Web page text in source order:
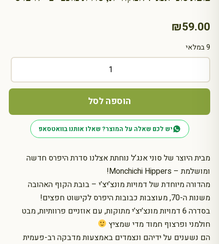
₪59.00
מבית היוצר של סוני אנג’ל נוחתת אצלנו סדרת היפרס חדשה
ומושלמת – Monchichi Hippers!
מהדורה מיוחדת של דמויות מונצ’יצ’י – בובת הקוף האהובה
משנות ה-70, מעוצבות כבובות היפרס לקישוט חפצים!
בסדרה 6 דמויות מונצ’יצ’י מתוקות, עם אוזניים פרוותיות, מבט
חולמני ופרצוף חמוד מדי שמציץ
הם נשענים על ידיהם ונצמדים באמצעות מדבקה רב-פעמית
9 במלאי
כמות
בובת
אנג'ל
המקורית,
היפרס
הוספה לסל
יש לכם שאלה על המוצר? שאלו אותנו בוואטסאפ